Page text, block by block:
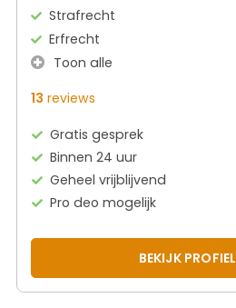
Strafrecht
Erfrecht
Toon alle
13 reviews
Gratis gesprek
Binnen 24 uur
Geheel vrijblijvend
Pro deo mogelijk
BEKIJK PROFIEL